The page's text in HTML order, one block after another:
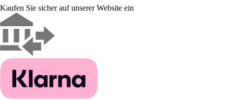
Kaufen Sie sicher auf unserer Website ein